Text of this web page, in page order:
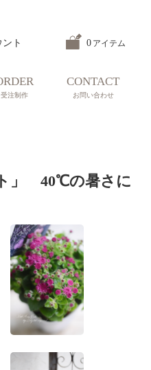
ト 0 アイテム
受注制作
CONTACT
お問い合わせ
」 40℃の暑さに